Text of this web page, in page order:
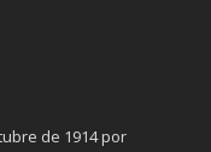
de 1914 por